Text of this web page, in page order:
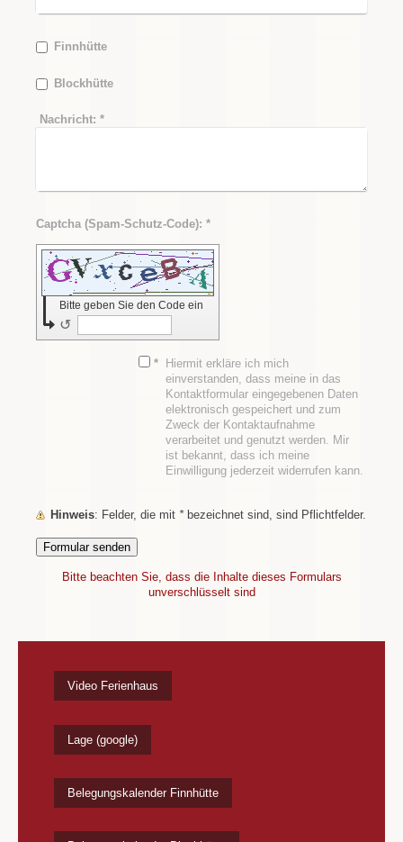
Finnhütte
Blockhütte
Nachricht: *
Captcha (Spam-Schutz-Code): *
Bitte geben Sie den Code ein
↺
*
Hiermit erkläre ich mich
einverstanden, dass meine in das
Kontaktformular eingegebenen Daten
elektronisch gespeichert und zum
Zweck der Kontaktaufnahme
verarbeitet und genutzt werden. Mir
ist bekannt, dass ich meine
Einwilligung jederzeit widerrufen kann.
Hinweis : Felder, die mit *bezeichnet sind, sind Pflichtfelder.
Bitte beachten Sie, dass die Inhalte dieses Formulars
unverschlüsselt sind
Video Ferienhaus
Lage (google)
Belegungskalender Finnhütte